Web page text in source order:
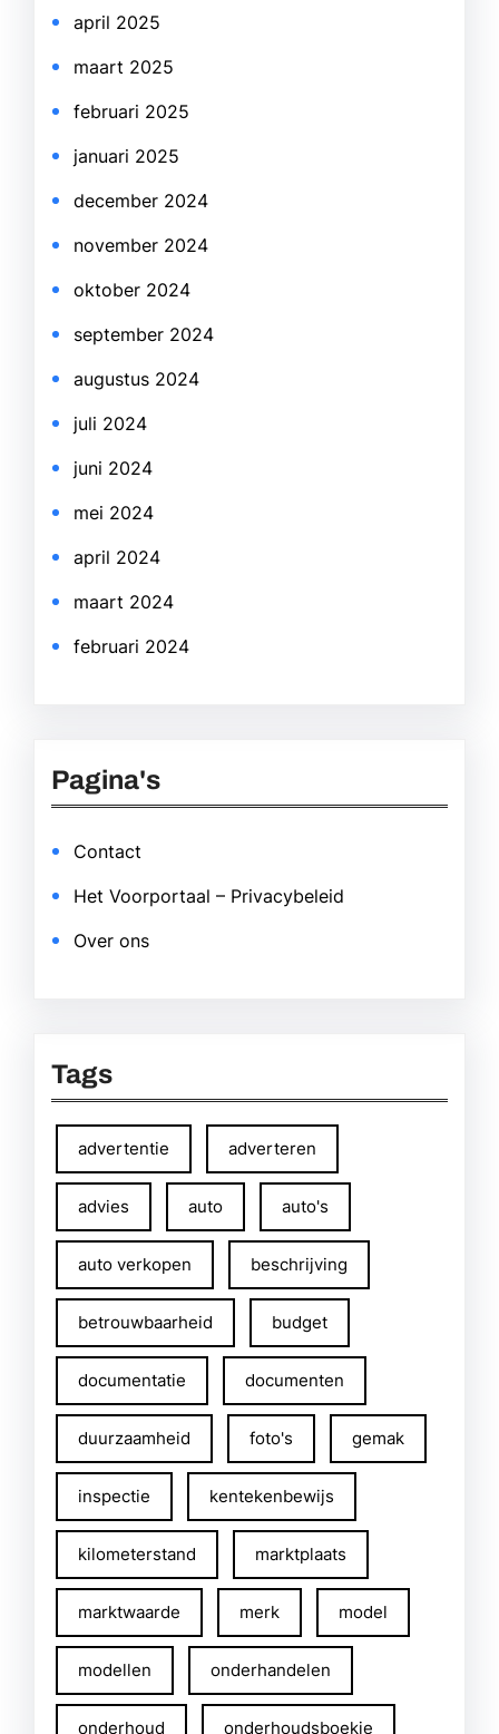
april 2025
maart 2025
februari 2025
januari 2025
december 2024
november 2024
oktober 2024
september 2024
augustus 2024
juli 2024
juni 2024
mei 2024
april 2024
maart 2024
februari 2024
Pagina's
Contact
Het Voorportaal – Privacybeleid
Over ons
Tags
advertentie adverteren
advies auto auto's
auto verkopen beschrijving
betrouwbaarheid budget
documentatie documenten
duurzaamheid foto's gemak
inspectie kentekenbewijs
kilometerstand marktplaats
marktwaarde merk model
modellen onderhandelen
onderhoud onderhoudsboekje